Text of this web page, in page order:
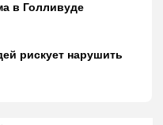
в Голливуде
рискует нарушить